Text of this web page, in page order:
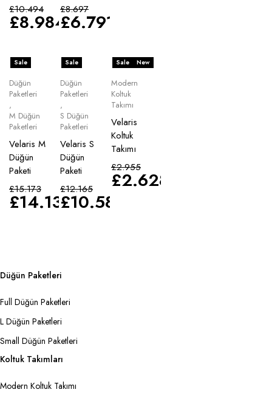
£10.494
£8.984
£8.697
£6.791
Sale
Düğün
Paketleri
,
M Düğün
Paketleri
Velaris M
Düğün
Paketi
£15.173
£14.135
Sale
Düğün
Paketleri
,
S Düğün
Paketleri
Velaris S
Düğün
Paketi
£12.165
£10.583
Sale New
Modern
Koltuk
Takımı
Velaris
Koltuk
Takımı
£2.955
£2.628
Düğün Paketleri
Full Düğün Paketleri
L Düğün Paketleri
Small Düğün Paketleri
Koltuk Takımları
Modern Koltuk Takımı